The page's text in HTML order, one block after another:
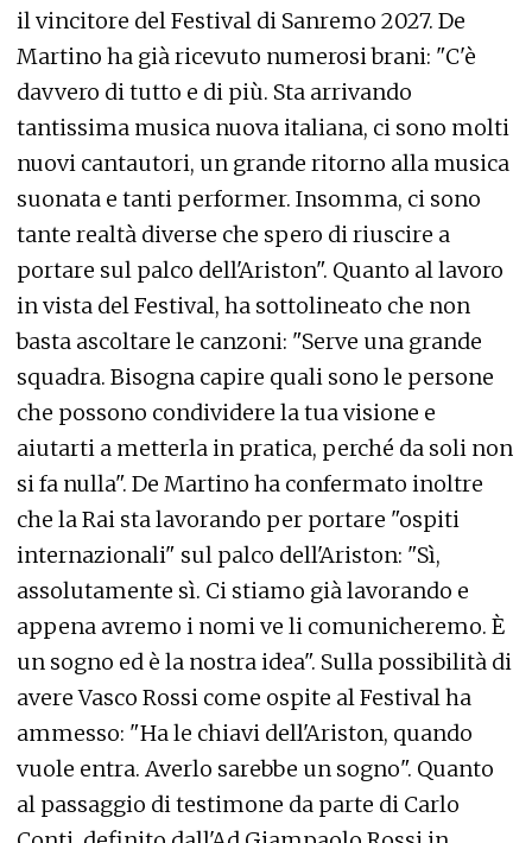
il vincitore del Festival di Sanremo 2027. De
Martino ha già ricevuto numerosi brani: "C'è
davvero di tutto e di più. Sta arrivando
tantissima musica nuova italiana, ci sono molti
nuovi cantautori, un grande ritorno alla musica
suonata e tanti performer. Insomma, ci sono
tante realtà diverse che spero di riuscire a
portare sul palco dell'Ariston". Quanto al lavoro
in vista del Festival, ha sottolineato che non
basta ascoltare le canzoni: "Serve una grande
squadra. Bisogna capire quali sono le persone
che possono condividere la tua visione e
aiutarti a metterla in pratica, perché da soli non
si fa nulla". De Martino ha confermato inoltre
che la Rai sta lavorando per portare "ospiti
internazionali" sul palco dell'Ariston: "Sì,
assolutamente sì. Ci stiamo già lavorando e
appena avremo i nomi ve li comunicheremo. È
un sogno ed è la nostra idea". Sulla possibilità di
avere Vasco Rossi come ospite al Festival ha
ammesso: "Ha le chiavi dell'Ariston, quando
vuole entra. Averlo sarebbe un sogno". Quanto
al passaggio di testimone da parte di Carlo